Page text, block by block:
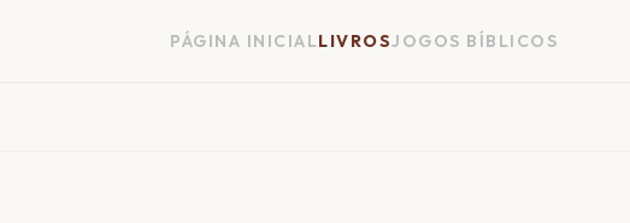
PÁGINA INICIALLIVROSJOGOS BÍBLICOS